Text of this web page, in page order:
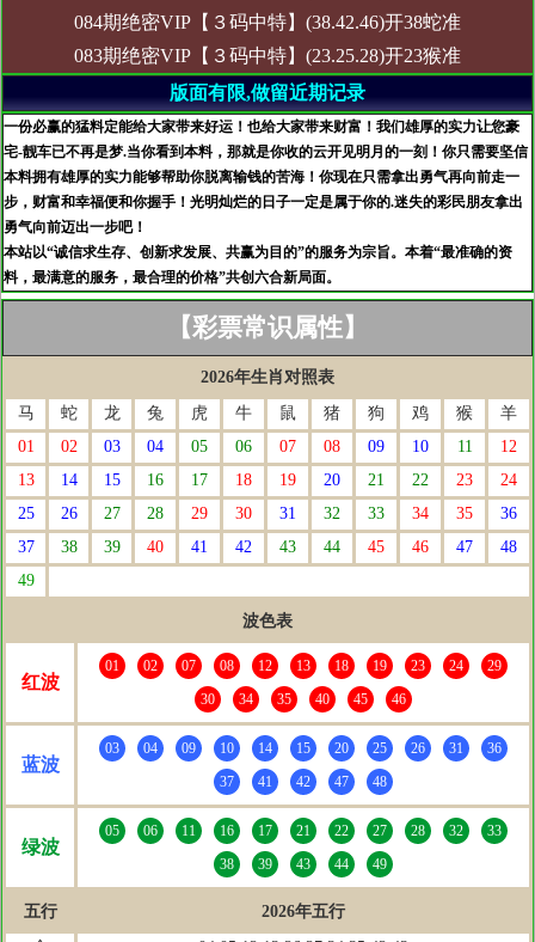
084期绝密VIP【３码中特】(38.42.46)开38蛇准
083期绝密VIP【３码中特】(23.25.28)开23猴准
版面有限,做留近期记录
一份必赢的猛料定能给大家带来好运！也给大家带来财富！我们雄厚的实力让您豪
宅-靓车已不再是梦.当你看到本料，那就是你收的云开见明月的一刻！你只需要坚信
本料拥有雄厚的实力能够帮助你脱离输钱的苦海！你现在只需拿出勇气再向前走一
步，财富和幸福便和你握手！光明灿烂的日子一定是属于你的.迷失的彩民朋友拿出
勇气向前迈出一步吧！
本站以“诚信求生存、创新求发展、共赢为目的”的服务为宗旨。本着“最准确的资
料，最满意的服务，最合理的价格”共创六合新局面。
【彩票常识属性】
2026年生肖对照表
马
蛇 龙 兔 虎 牛 鼠 猪 狗 鸡 猴
羊
01
02 03 04 05 06 07 08 09 10 11
12
13
14 15 16 17 18 19 20 21 22 23
24
25
26 27 28 29 30 31 32 33 34 35
36
37
38 39 40 41 42 43 44 45 46 47
48
49
波色表
红波
01 02 07 08 12 13 18 19 23 24
29
30
34 35 40 45 46
蓝波
03 04 09 10 14 15 20 25 26 31
36
37
41 42 47 48
绿波
05 06 11 16 17 21 22 27 28 32
33
38
39 43 44 49
五行
2026年五行